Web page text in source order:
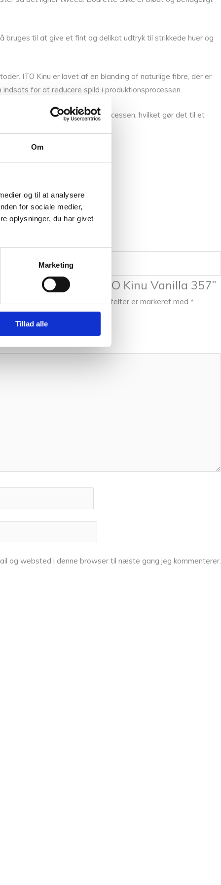
Om
og til at analysere
for sociale medier,
oplysninger, du har givet
Marketing
Tillad alle
til at give et fint og delikat udtryk til strikkede huer og
ITO Kinu er lavet af en blanding af naturlige fibre, der er
for at reducere spild i produktionsprocessen.
til miljøet i produktionsprocessen, hvilket gør det til et
til at anmelde “ITO Kinu Vanilla 357”
ikke blive publiceret. Krævede felter er markeret med *
og websted i denne browser til næste gang jeg kommenterer.